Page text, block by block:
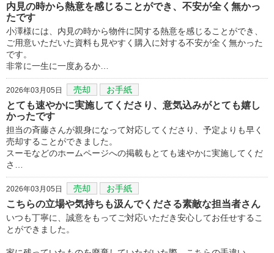
内見の時から熱意を感じることができ、不安が全く無かっ
たです
小澤様には、内見の時から物件に関する熱意を感じることができ、
ご用意いただいた資料も見やすく購入に対する不安が全く無かった
です。
非常に一生に一度あるか…
2026年03月05日 売却 お手紙
とても速やかに実施してくださり、意気込みがとても嬉し
かったです
担当の斉藤さんが親身になって対応してくださり、予定よりも早く
売却することができました。
スーモなどのホームページへの掲載もとても速やかに実施してくだ
さ…
2026年03月05日 売却 お手紙
こちらの立場や気持ちも汲んでくださる素敵な担当者さん
いつも丁寧に、誠意をもってご対応いただき安心してお任せするこ
とができました。